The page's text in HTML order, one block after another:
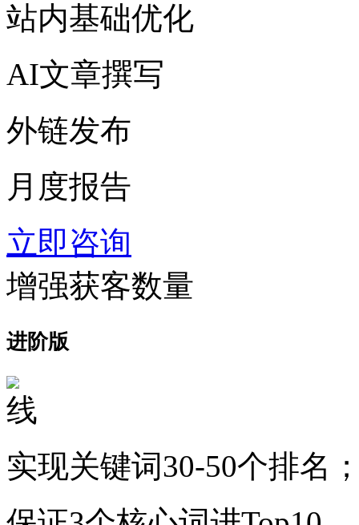
站内基础优化
AI文章撰写
外链发布
月度报告
立即咨询
增强获客数量
进阶版
实现关键词30-50个排名